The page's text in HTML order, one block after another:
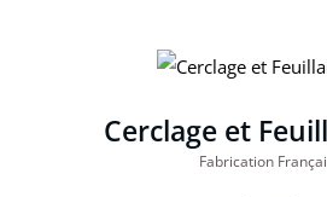
Cerclage et
Fabrication